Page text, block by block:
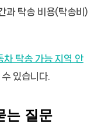
과 탁송 비용(탁송비)
차 탁송 가능 지역 안
있습니다.
는 질문